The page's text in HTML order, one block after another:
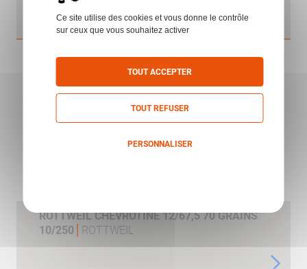
ROTTWEIL CHEVROTINE 12/67,5 70 GRAINS
10/250
ROTTWEIL
Ce site utilise des cookies et vous donne le contrôle
sur ceux que vous souhaitez activer
TOUT ACCEPTER
TOUT REFUSER
PERSONNALISER